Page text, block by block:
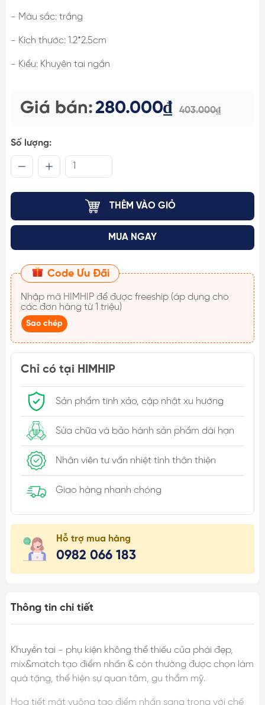
- Màu sắc: trắng
- Kích thước: 1.2*2.5cm
- Kiểu: Khuyên tai ngắn
Giá bán:280.000₫ 403.000₫
Số lượng:
THÊM VÀO GIỎ
MUA NGAY
Code Ưu Đãi
Nhập mã HIMHIP
các đơn hàng từ 1 triệu)
Sao chép
Chỉ có tại HIMHIP
Sản phẩm tinh xảo, cập nhật xu hướng
Sửa chữa và bảo hành sản phẩm dài hạn
Nhân viên tư vấn nhiệt tình thân thiện
Giao hàng nhanh chóng
Hỗ trợ mua hàng
0982 066 183
Thông tin chi tiết
Khuyên tai - phụ kiện không thể thiếu của phái đẹp,
mix&match tạo điểm nhấn & còn thường được chọn làm
quà tặng, thể hiện sự quan tâm, gu thẩm mỹ.
Họa tiết mặt vuông tạo điểm nhấn sang trọng với chế